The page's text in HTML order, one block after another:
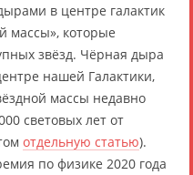
в центре галактик
массы», которые
звёзд. Чёрная дыра
нашей Галактики,
массы недавно
световых лет от
отдельную статью).
по физике 2020 года